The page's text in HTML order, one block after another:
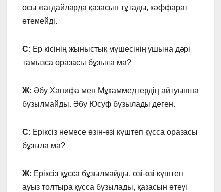
осы жағдайларда қазасын тұтады, кәффарат
өтемейді.
С: Ер кісінің жыныстық мүшесінің ұшына дәрі
тамызса оразасы бұзыла ма?
Ж: Әбу Ханифа мен Мұхаммедтердің айтуынша
бұзылмайды. Әбу Юсуф бұзылады деген.
С: Еріксіз немесе өзін-өзі күштеп құсса оразасы
бұзыла ма?
Ж: Еріксіз құсса бұзылмайды, өзі-өзі күштеп
ауыз толтыра құсса бұзылады, қазасын өтеуі